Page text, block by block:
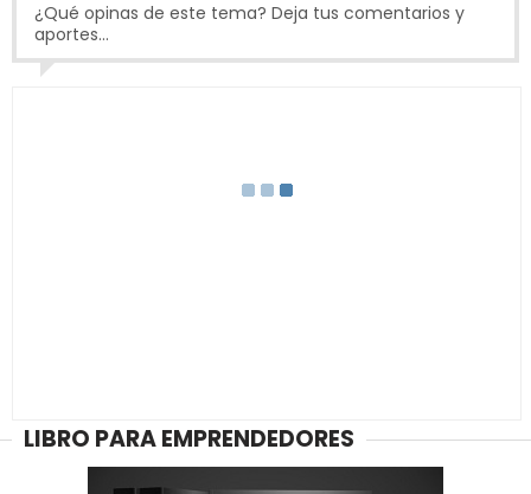
¿Qué opinas de este tema? Deja tus comentarios y
aportes...
LIBRO PARA EMPRENDEDORES